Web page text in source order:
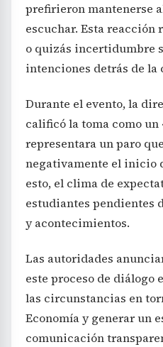
prefirieron mantenerse
escuchar. Esta
o quizás incertidumbre
intenciones detrás de la
Durante el evento, la
calificó la toma como
representara un paro
negativamente el inicio
esto, el clima de
estudiantes pendientes
y acontecimientos.
Las autoridades
este proceso de diálogo
las circunstancias en
Economía y generar un
comunicación